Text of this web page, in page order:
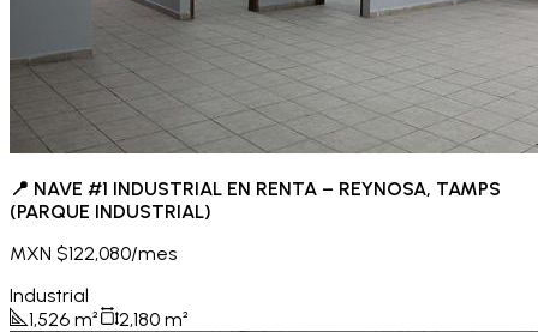
📍 NAVE #1 INDUSTRIAL EN RENTA – REYNOSA, TAMPS
(PARQUE INDUSTRIAL)
MXN $122,080/mes
Industrial
1,526 m² 2,180 m²